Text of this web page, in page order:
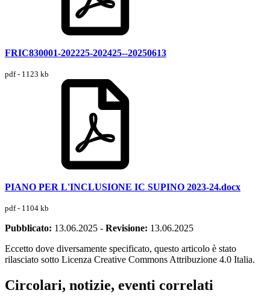
FRIC830001-202225-202425--20250613
pdf - 1123 kb
PIANO PER L'INCLUSIONE IC SUPINO 2023-24.docx
pdf - 1104 kb
Pubblicato: 13.06.2025 - Revisione: 13.06.2025
Eccetto dove diversamente specificato, questo articolo è stato
rilasciato sotto Licenza Creative Commons Attribuzione 4.0 Italia.
Circolari, notizie, eventi correlati